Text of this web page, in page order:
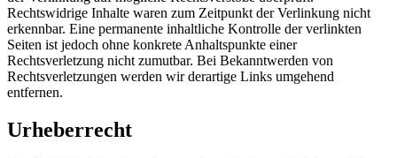
Rechtswidrige Inhalte waren zum Zeitpunkt der Verlinkung nicht
erkennbar. Eine permanente inhaltliche Kontrolle der verlinkten
Seiten ist jedoch ohne konkrete Anhaltspunkte einer
Rechtsverletzung nicht zumutbar. Bei Bekanntwerden von
Rechtsverletzungen werden wir derartige Links umgehend
entfernen.
Urheberrecht